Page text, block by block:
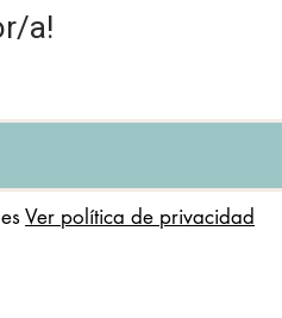
a!
Ver política de privacidad